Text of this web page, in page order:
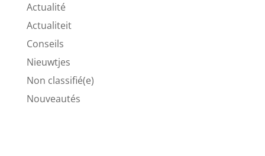
Actualité
Actualiteit
Conseils
Nieuwtjes
Non classifié(e)
Nouveautés